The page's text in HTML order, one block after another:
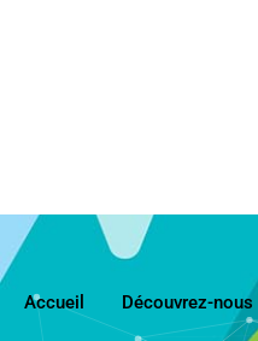
Accueil Découvrez-nous